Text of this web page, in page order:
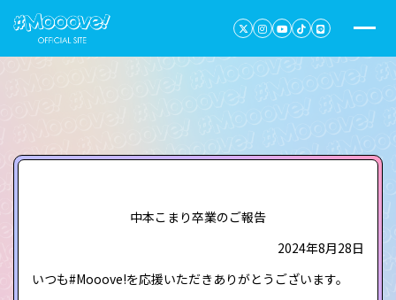
中本こまり卒業のご報告
2024年8月28日
いつも#Mooove!を応援いただきありがとうございます。